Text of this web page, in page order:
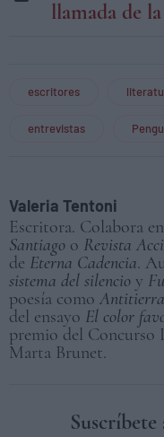
llamada de
escritores
entrevistas
Valeria Tentoni
Escritora. Colabora
Santiago o Revista
de Eterna Cadencia.
sistema del silencio y
poesía como
del ensayo El color
premio del Concurso
Marta Brunet.